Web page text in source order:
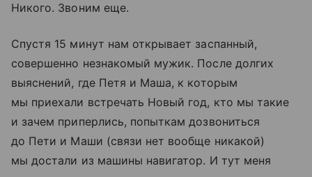
Никого. Звоним еще.
Спустя 15 минут нам открывает заспанный,
совершенно незнакомый мужик. После долгих
выяснений, где Петя и Маша, к которым
мы приехали встречать Новый год, кто мы такие
и зачем приперлись, попыткам дозвониться
до Пети и Маши (связи нет вообще никакой)
мы достали из машины навигатор. И тут меня